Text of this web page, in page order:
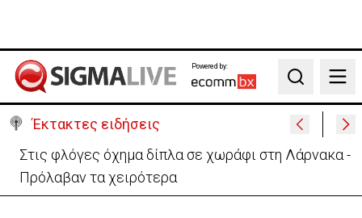
Powered by:
Search
Έκτακτες ειδήσεις
Στις φλόγες όχημα δίπλα σε χωράφι στη Λάρνακα -
Πρόλαβαν τα χειρότερα